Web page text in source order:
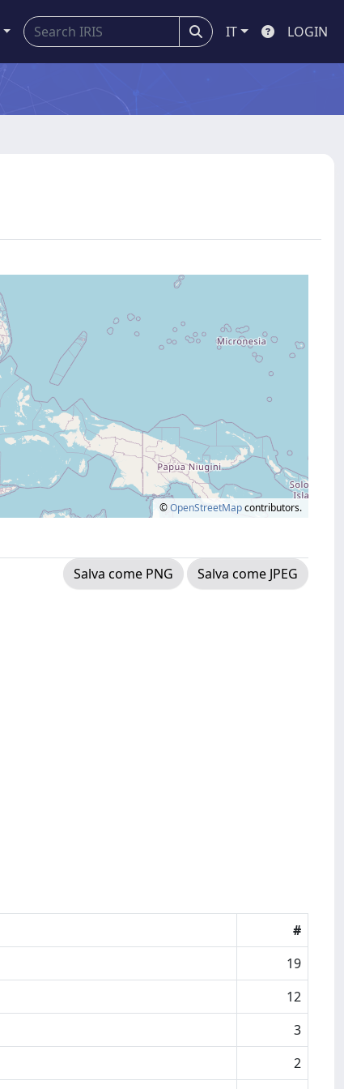
IT LOGIN
©OpenStreetMapcontributors.
Salva come PNG
Salva come JPEG
#
19
12
3
2